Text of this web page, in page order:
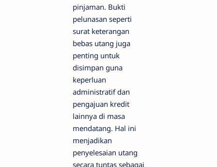
pinjaman. Bukti
pelunasan seperti
surat keterangan
bebas utang juga
penting untuk
disimpan guna
keperluan
administratif dan
pengajuan kredit
lainnya di masa
mendatang. Hal ini
menjadikan
penyelesaian utang
secara tuntas sebagai